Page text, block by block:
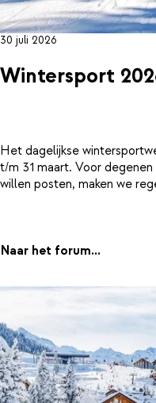
30 juli 2026
Wintersport
Het dagelijkse
t/m 31 maart. Voor
willen posten, maken we
Naar het forum...